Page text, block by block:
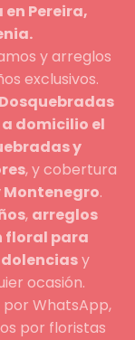
Pereira,
y arreglos
exclusivos.
domicilio el
y
, y cobertura
.
, arreglos
floral para
y
ocasión.
WhatsApp,
por floristas